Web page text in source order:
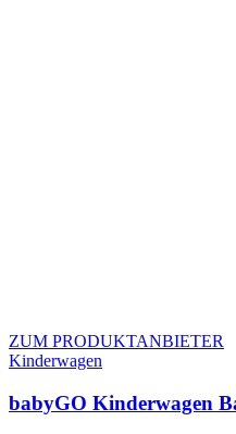
ZUM PRODUKTANBIETER
Kinderwagen
babyGO Kinderwagen